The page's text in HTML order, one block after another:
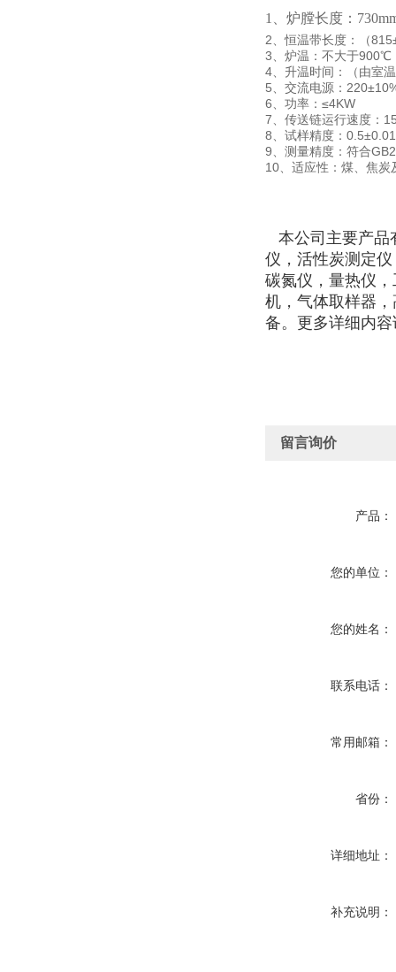
1、炉膛长度：
2、恒温带长度：（
3、炉温：不大于900℃
4、升温时间：（由室
5、交流电源：
6、功率：≤4KW
7、传送链运行速度：
8、试样精度：
9、测量精度：符合
10、适应性：煤、焦炭
本公司主要产品
仪，活性炭测定
碳氮仪，量热仪
机，气体取样器
备。更多详细内
留言询价
产品：
您的单位：
您的姓名：
联系电话：
常用邮箱：
省份：
详细地址：
补充说明：